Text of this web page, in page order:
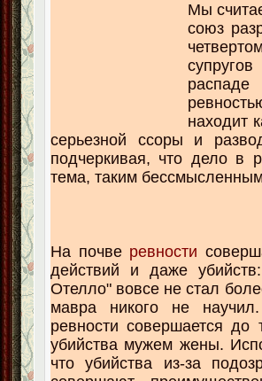
Мы сч
союз
находит
серьезной ссоры и
подчеркивая, что дело в
тема, таким
На почве ревности
действий и даже
Отелло" вовсе не стал
мавра никого не
ревности совершается
убийства мужем жены.
что убийства из-за